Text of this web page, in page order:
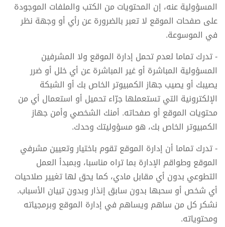
المسؤولية عنه، إن المحتويات من الكتب والملفات الموجودة
على صفحات الموقع لا تعبر بالضرورة عن رأي أو وجهة نظر
في الموسوعة.
- تدرك تماما لعدم تحمل إدارة الموقع ولا المشرفين
المسؤولية المباشرة أو غير المباشرة عن أي خلل أو ضرر
يصيبك أو يصيب جهاز الكمبيوتر الخاص بك أو الشبكة
الإلكترونية التي تستعملها جرّاء تحميل أو استعمال أي من
محتويات الموقع أو صفحاته. أمنك الشخصي وأمن جهاز
الكمبيوتر الخاص بك، هو مسؤوليتك وحدك.
- تدرك تماما أن إدارة الموقع تقوم باختيار وتعيين مشرفي
الموقع وطواقم الإدارة بما تراه مناسبا، وبمبدأ العمل
التطوعي بدون أي مقابل مادي، كما يحق لها تغيير صلاحيات
أي شخص أو سحبها بدون سابق إنذار وبدون تبيان الأسباب.
نشكر كل من ساهم ويساهم في إدارة الموقع وبرمجياته
ومحتوياته.